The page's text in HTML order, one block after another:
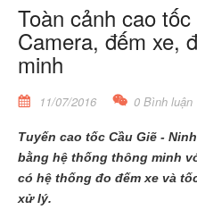
Toàn cảnh cao
Camera, đếm xe,
minh
11/07/2016 0 Bình luận
Tuyến cao tốc Cầu Giẽ -
bằng hệ thống thông minh
có hệ thống đo đếm xe và
xử lý.